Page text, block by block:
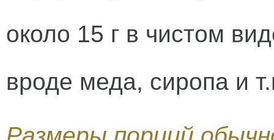
около 15 г в чистом
вроде меда, сиропа и